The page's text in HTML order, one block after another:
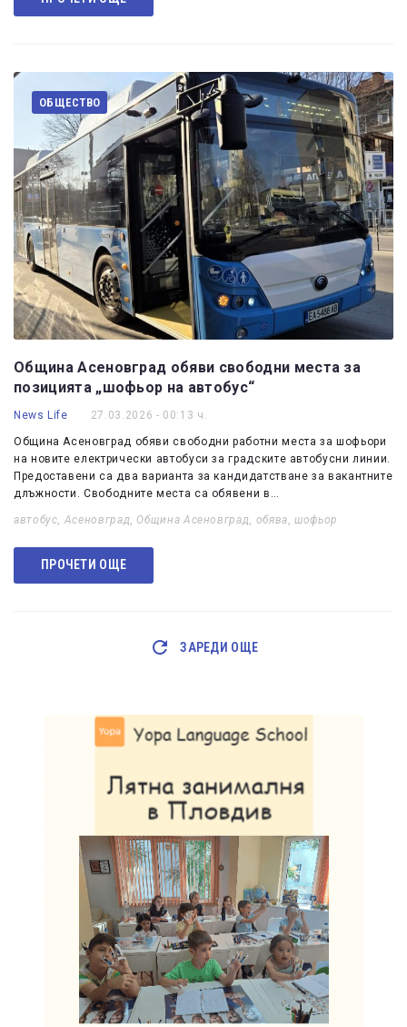
ОБЩЕСТВО
Община Асеновград обяви свободни места за
позицията „шофьор на автобус“
News Life 27.03.2026 - 00:13 ч.
Община Асеновград обяви свободни работни места за шофьори
на новите електрически автобуси за градските автобусни линии.
Предоставени са два варианта за кандидатстване за вакантните
длъжности. Свободните места са обявени в…
автобус Асеновград Община Асеновград обява ,шофьор
ПРОЧЕТИ ОЩЕ
ЗАРЕДИ ОЩЕ